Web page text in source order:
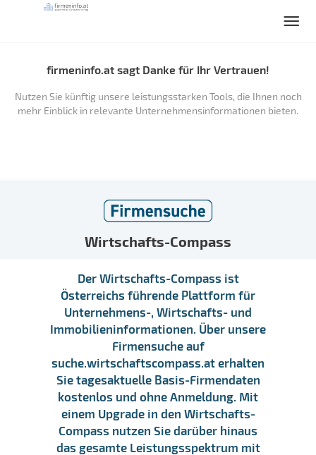
firmeninfo.at sagt Danke für Ihr Vertrauen!
Nutzen Sie künftig unsere leistungsstarken Tools, die Ihnen noch
mehr Einblick in relevante Unternehmensinformationen bieten.
Wirtschafts-Compass
Der Wirtschafts-Compass ist
Österreichs führende Plattform für
Unternehmens-, Wirtschafts- und
Immobilieninformationen. Über unsere
Firmensuche auf
suche.wirtschaftscompass.at erhalten
Sie tagesaktuelle Basis-Firmendaten
kostenlos und ohne Anmeldung. Mit
einem Upgrade in den Wirtschafts-
Compass nutzen Sie darüber hinaus
das gesamte Leistungsspektrum mit